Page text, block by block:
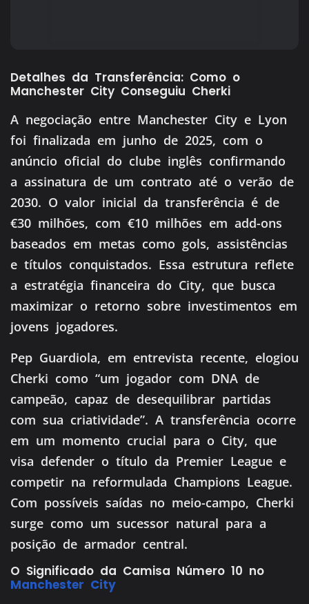
Detalhes da Transferência: Como o
Manchester City Conseguiu Cherki
A negociação entre Manchester City e Lyon
foi finalizada em junho de 2025, com o
anúncio oficial do clube inglês confirmando
a assinatura de um contrato até o verão de
2030. O valor inicial da transferência é de
€30 milhões, com €10 milhões em add-ons
baseados em metas como gols, assistências
e títulos conquistados. Essa estrutura reflete
a estratégia financeira do City, que busca
maximizar o retorno sobre investimentos em
jovens jogadores.
Pep Guardiola, em entrevista recente, elogiou
Cherki como “um jogador com DNA de
campeão, capaz de desequilibrar partidas
com sua criatividade”. A transferência ocorre
em um momento crucial para o City, que
visa defender o título da Premier League e
competir na reformulada Champions League.
Com possíveis saídas no meio-campo, Cherki
surge como um sucessor natural para a
posição de armador central.
O Significado da Camisa Número 10 no
Manchester City